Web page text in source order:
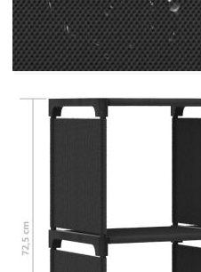
сегашния декор на дома
съхранение е
рамка, което го прави
свободностоящ рафт е
цветя и др.
конструкция, този
Общи размери: 69